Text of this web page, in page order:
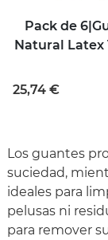
Pack de
Natural Latex
25,74 €
Los guantes
suciedad,
ideales para
pelusas ni
para remover